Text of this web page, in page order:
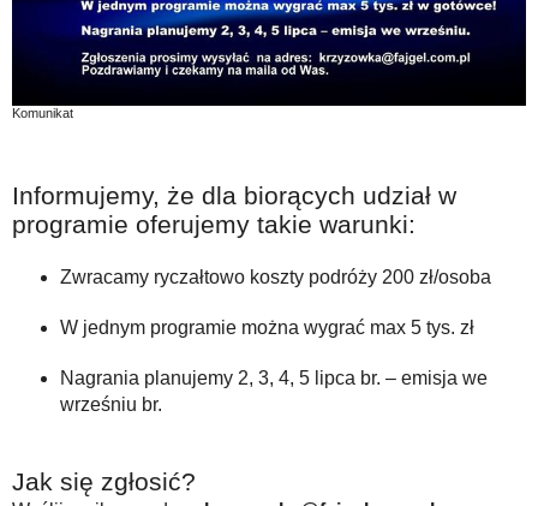
Komunikat
Informujemy, że dla biorących udział w
programie oferujemy takie warunki:
Zwracamy ryczałtowo koszty podróży 200 zł/osoba
W jednym programie można wygrać max 5 tys. zł
Nagrania planujemy 2, 3, 4, 5 lipca br. – emisja we
wrześniu br.
Jak się zgłosić?